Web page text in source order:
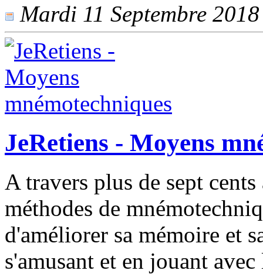
Mardi 11 Septembre
JeRetiens - Moyens
A travers plus de sept
méthodes de
d'améliorer sa mémoire et
s'amusant et en jouant